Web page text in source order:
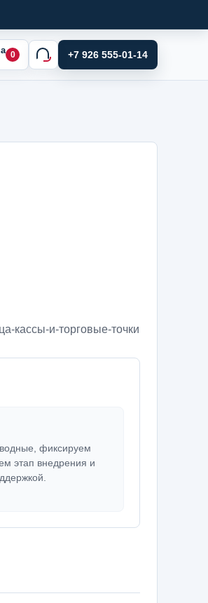
0 +7 926 555-01-14
кассы-и-торговые-точки
фиксируем
этап внедрения и